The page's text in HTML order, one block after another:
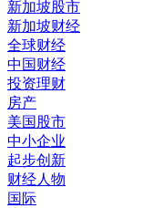
新加坡股市
新加坡财经
全球财经
中国财经
投资理财
房产
美国股市
中小企业
起步创新
财经人物
国际